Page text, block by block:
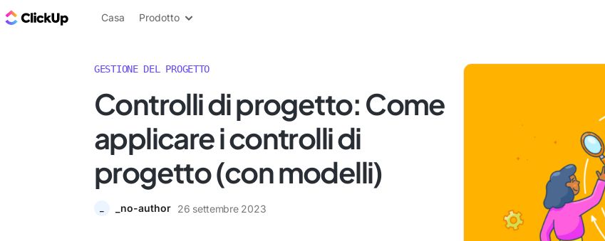
Blog di ClickUp
Casa Prodotto
GESTIONE DEL PROGETTO
Controlli di progetto: Come
applicare i controlli di
progetto (con modelli)
_no-author 26 settembre 2023